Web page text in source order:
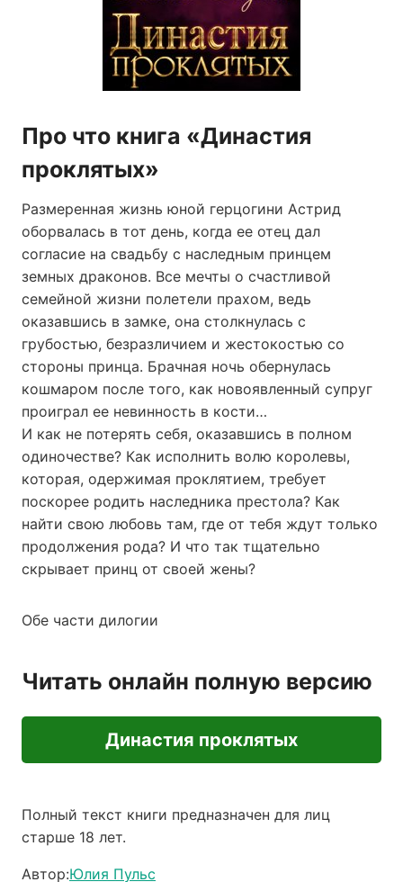
Про что книга «Династия
проклятых»
Размеренная жизнь юной герцогини Астрид
оборвалась в тот день, когда ее отец дал
согласие на свадьбу с наследным принцем
земных драконов. Все мечты о счастливой
семейной жизни полетели прахом, ведь
оказавшись в замке, она столкнулась с
грубостью, безразличием и жестокостью со
стороны принца. Брачная ночь обернулась
кошмаром после того, как новоявленный супруг
проиграл ее невинность в кости…
И как не потерять себя, оказавшись в полном
одиночестве? Как исполнить волю королевы,
которая, одержимая проклятием, требует
поскорее родить наследника престола? Как
найти свою любовь там, где от тебя ждут только
продолжения рода? И что так тщательно
скрывает принц от своей жены?
Обе части дилогии
Читать онлайн полную версию
Династия проклятых
Полный текст книги предназначен для лиц
старше 18 лет.
Автор:Юлия Пульс